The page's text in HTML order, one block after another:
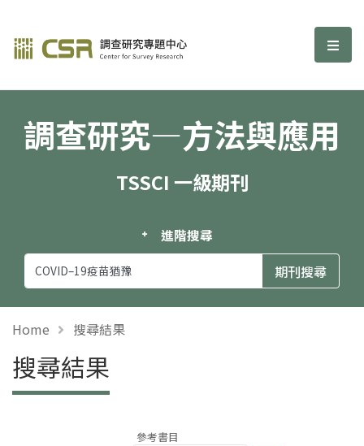
調查研究—方法與應用期刊 選
調查研究—方法與應用
TSSCI 一級期刊
進階搜尋
Home 搜尋結果
搜尋結果
參考書目